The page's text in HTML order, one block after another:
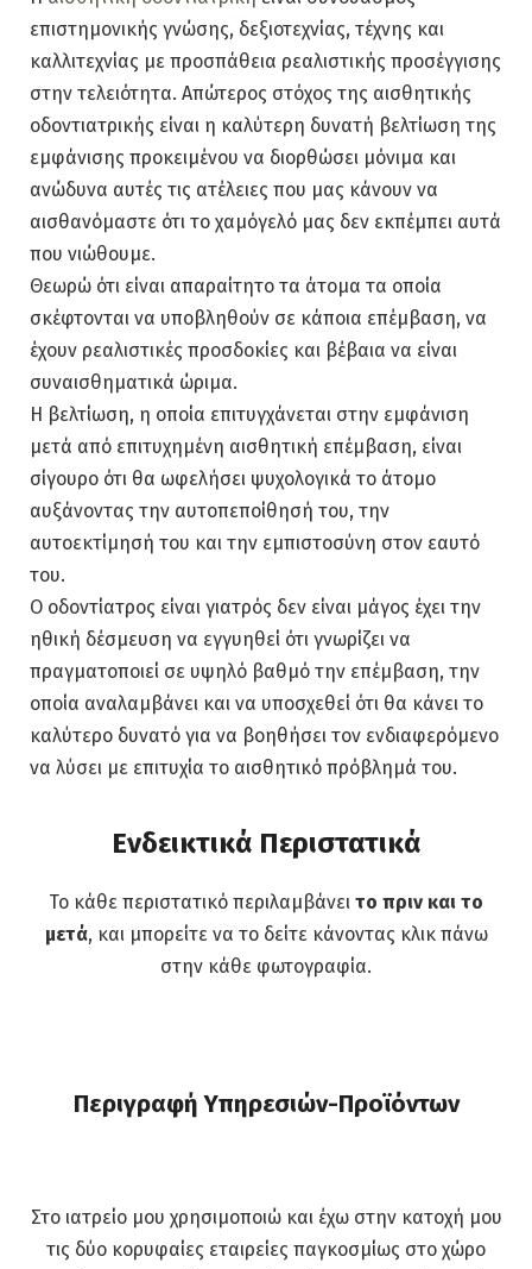
επιστημονικής γνώσης, δεξιοτεχνίας, τέχνης και
καλλιτεχνίας με προσπάθεια ρεαλιστικής προσέγγισης
στην τελειότητα. Απώτερος στόχος της αισθητικής
οδοντιατρικής είναι η καλύτερη δυνατή βελτίωση της
εμφάνισης προκειμένου να διορθώσει μόνιμα και
ανώδυνα αυτές τις ατέλειες που μας κάνουν να
αισθανόμαστε ότι το χαμόγελό μας δεν εκπέμπει αυτά
που νιώθουμε.
Θεωρώ ότι είναι απαραίτητο τα άτομα τα οποία
σκέφτονται να υποβληθούν σε κάποια επέμβαση, να
έχουν ρεαλιστικές προσδοκίες και βέβαια να είναι
συναισθηματικά ώριμα.
Η βελτίωση, η οποία επιτυγχάνεται στην εμφάνιση
μετά από επιτυχημένη αισθητική επέμβαση, είναι
σίγουρο ότι θα ωφελήσει ψυχολογικά το άτομο
αυξάνοντας την αυτοπεποίθησή του, την
αυτοεκτίμησή του και την εμπιστοσύνη στον εαυτό
του.
Ο οδοντίατρος είναι γιατρός δεν είναι μάγος έχει την
ηθική δέσμευση να εγγυηθεί ότι γνωρίζει να
πραγματοποιεί σε υψηλό βαθμό την επέμβαση, την
οποία αναλαμβάνει και να υποσχεθεί ότι θα κάνει το
καλύτερο δυνατό για να βοηθήσει τον ενδιαφερόμενο
να λύσει με επιτυχία το αισθητικό πρόβλημά του.
Ενδεικτικά Περιστατικά
Το κάθε περιστατικό περιλαμβάνει το πριν και το
μετά, και μπορείτε να το δείτε κάνοντας κλικ πάνω
στην κάθε φωτογραφία.
Περιγραφή Υπηρεσιών-Προϊόντων
Στο ιατρείο μου χρησιμοποιώ και έχω στην κατοχή μου
τις δύο κορυφαίες εταιρείες παγκοσμίως στο χώρο